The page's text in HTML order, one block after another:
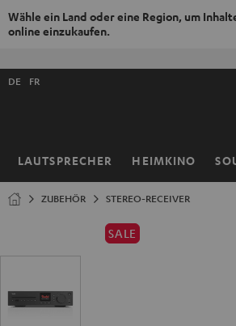
Wähle ein Land oder eine Region, um
online einzukaufen.
LAUTSPRECHER HEIMKINO
Shopsprache
DE FR
Startseite
ZUBEHÖR STEREO-RECEIVER
SALE